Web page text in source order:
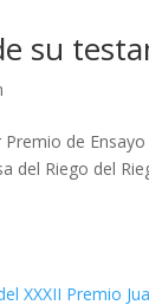
su
de
del Riego del